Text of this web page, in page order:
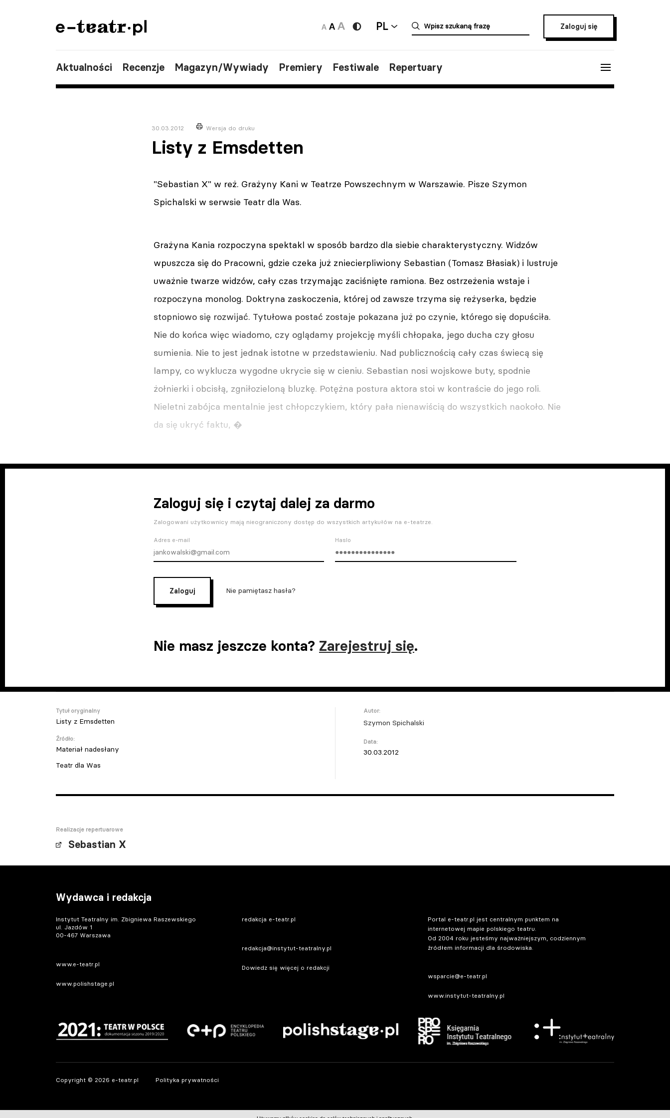
PL Zaloguj się
Aktualności Recenzje Magazyn/Wywiady Premiery Festiwale Repertuary
30.03.2012 Wersja do druku
Listy z Emsdetten
"Sebastian X" w reż. Grażyny Kani w Teatrze Powszechnym w Warszawie. Pisze Szymon
Spichalski w serwsie Teatr dla Was.
Grażyna Kania rozpoczyna spektakl w sposób bardzo dla siebie charakterystyczny. Widzów
wpuszcza się do Pracowni, gdzie czeka już zniecierpliwiony Sebastian (Tomasz Błasiak) i lustruje
uważnie twarze widzów, cały czas trzymając zaciśnięte ramiona. Bez ostrzeżenia wstaje i
rozpoczyna monolog. Doktryna zaskoczenia, której od zawsze trzyma się reżyserka, będzie
stopniowo się rozwijać. Tytułowa postać zostaje pokazana już po czynie, którego się dopuściła.
Nie do końca więc wiadomo, czy oglądamy projekcję myśli chłopaka, jego ducha czy głosu
sumienia. Nie to jest jednak istotne w przedstawieniu. Nad publicznością cały czas świecą się
lampy, co wyklucza wygodne ukrycie się w cieniu. Sebastian nosi wojskowe buty, spodnie
żołnierki i obcisłą, zgniłozieloną bluzkę. Potężna postura aktora stoi w kontraście do jego roli.
Nieletni zabójca mentalnie jest chłopczykiem, który pała nienawiścią do wszystkich naokoło. Nie
da się ukryć faktu, �
Zaloguj się i czytaj dalej za darmo
Zalogowani użytkownicy mają nieograniczony dostęp do wszystkich artykułów na e-teatrze.
Adres e-mail Haslo
Zaloguj Nie pamiętasz hasła?
Nie masz jeszcze konta? Zarejestruj się.
Tytuł oryginalny
Listy z Emsdetten
Źródło:
Materiał nadesłany
Teatr dla Was
Autor:
Szymon Spichalski
Data:
30.03.2012
Realizacje repertuarowe
Sebastian X
Wydawca i redakcja
Instytut Teatralny im. Zbigniewa Raszewskiego
ul. Jazdów 1
00-467 Warszawa
www.e-teatr.pl
www.polishstage.pl
redakcja e-teatr.pl
redakcja@instytut-teatralny.pl
Dowiedz się więcej o redakcji
Portal e-teatr.pl jest centralnym punktem na
internetowej mapie polskiego teatru.
Od 2004 roku jesteśmy najważniejszym, codziennym
źródłem informacji dla środowiska.
wsparcie@e-teatr.pl
www.instytut-teatralny.pl
Copyright © 2026 e-teatr.pl Polityka prywatności